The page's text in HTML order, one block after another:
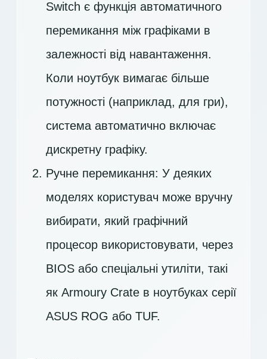
Switch є функція автоматичного
перемикання між графіками в
залежності від навантаження.
Коли ноутбук вимагає більше
потужності (наприклад, для гри),
система автоматично включає
дискретну графіку.
Ручне перемикання: У деяких
моделях користувач може вручну
вибирати, який графічний
процесор використовувати, через
BIOS або спеціальні утиліти, такі
як Armoury Crate в ноутбуках серії
ASUS ROG або TUF.